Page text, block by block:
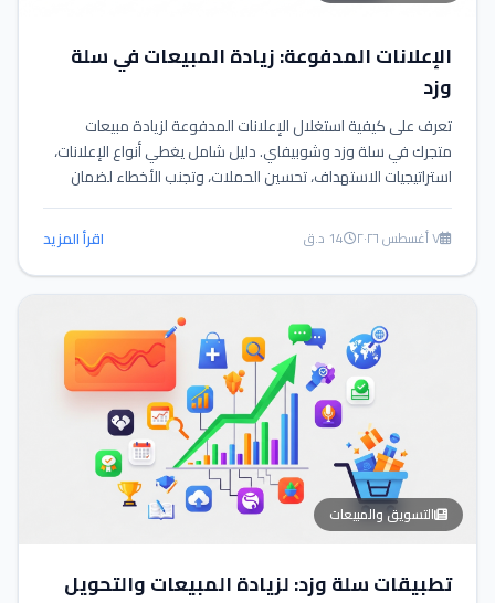
الإعلانات المدفوعة: زيادة المبيعات في سلة
وزد
تعرف على كيفية استغلال الإعلانات المدفوعة لزيادة مبيعات
متجرك في سلة وزد وشوبيفاي. دليل شامل يغطي أنواع الإعلانات،
استراتيجيات الاستهداف، تحسين الحملات، وتجنب الأخطاء لضمان
أعلى عائد استثمار.
٧ أغسطس ٢٠٢٦ 14 د.ق اقرأ المزيد
التسويق والمبيعات
تطبيقات سلة وزد: لزيادة المبيعات والتحويل